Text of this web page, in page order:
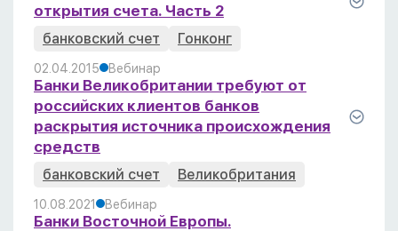
открытия счета. Часть 2
банковский счет Гонконг
02.04.2015 Вебинар
Банки Великобритании требуют от
российских клиентов банков
раскрытия источника происхождения
средств
банковский счет Великобритания
10.08.2021 Вебинар
Банки Восточной Европы.